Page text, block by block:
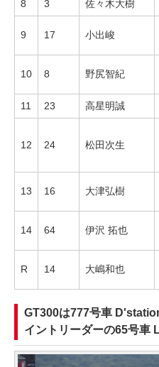
8 3 佐々木大樹
9 17 小出峻
10 8 野尻智紀
11 23 高星明誠
12 24 松田次生
13 16 大津弘樹
14 64 伊沢 拓也
R 14 大嶋和也
GT300は777号車
イントリーダーの65号車